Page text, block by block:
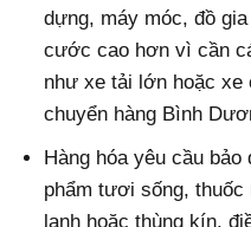
dựng, máy móc, đồ
cước cao hơn vì cần
như xe tải lớn hoặc xe
chuyển hàng Bình
Hàng hóa yêu cầu
phẩm tươi sống,
lạnh hoặc thùng kín,